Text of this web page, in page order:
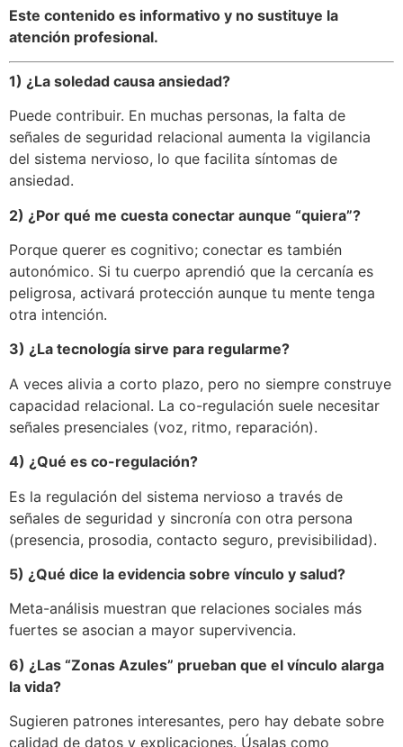
Este contenido es informativo y no sustituye la
atención profesional.
1) ¿La soledad causa ansiedad?
Puede contribuir. En muchas personas, la falta de
señales de seguridad relacional aumenta la vigilancia
del sistema nervioso, lo que facilita síntomas de
ansiedad.
2) ¿Por qué me cuesta conectar aunque “quiera”?
Porque querer es cognitivo; conectar es también
autonómico. Si tu cuerpo aprendió que la cercanía es
peligrosa, activará protección aunque tu mente tenga
otra intención.
3) ¿La tecnología sirve para regularme?
A veces alivia a corto plazo, pero no siempre construye
capacidad relacional. La co-regulación suele necesitar
señales presenciales (voz, ritmo, reparación).
4) ¿Qué es co-regulación?
Es la regulación del sistema nervioso a través de
señales de seguridad y sincronía con otra persona
(presencia, prosodia, contacto seguro, previsibilidad).
5) ¿Qué dice la evidencia sobre vínculo y salud?
Meta-análisis muestran que relaciones sociales más
fuertes se asocian a mayor supervivencia.
6) ¿Las “Zonas Azules” prueban que el vínculo alarga
la vida?
Sugieren patrones interesantes, pero hay debate sobre
calidad de datos y explicaciones. Úsalas como